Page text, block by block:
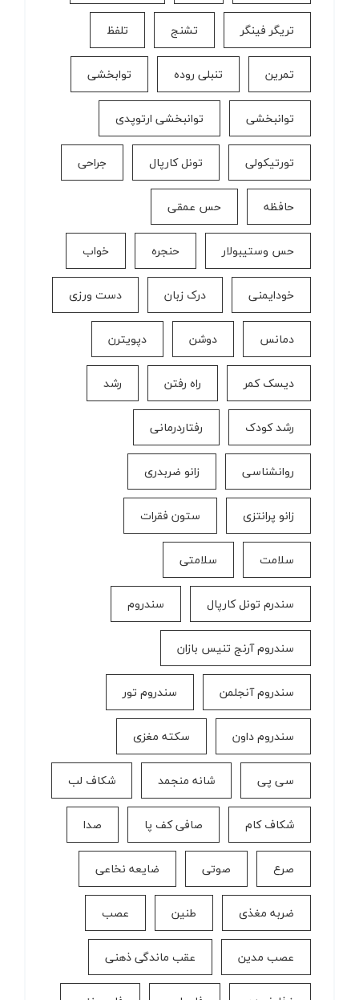
تریگر فینگر تشنج تلفظ
تمرین تنبلی روده توابخشی
توانبخشی توانبخشی ارتوپدی
تورتیکولی تونل کارپال جراحی
حافظه حس عمقی
حس وستیبولار حنجره خواب
خودایمنی درک زبان دست ورزی
دمانس دوشن دپویترن
دیسک کمر راه رفتن رشد
رشد کودک رفتاردرمانی
روانشناسی زانو ضربدری
زانو پرانتزی ستون فقرات
سلامت سلامتی
سندرم تونل کارپال سندروم
سندروم آرنج تنیس بازان
سندروم آنجلمن سندروم تور
سندروم داون سکته مغزی
سی پی شانه منجمد شکاف لب
شکاف کام صافی کف پا صدا
صرع صوتی ضایعه نخاعی
ضربه مغذی طنین عصب
عصب مدین عقب ماندگی ذهنی